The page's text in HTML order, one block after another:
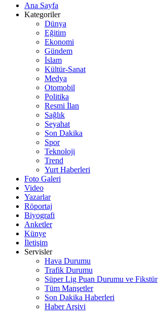
Ana Sayfa
Kategoriler
Dünya
Eğitim
Ekonomi
Gündem
İslam
Kültür-Sanat
Medya
Otomobil
Politika
Resmi İlan
Sağlık
Seyahat
Son Dakika
Spor
Teknoloji
Trend
Yurt Haberleri
Foto Galeri
Video
Yazarlar
Röportaj
Biyografi
Anketler
Künye
İletişim
Servisler
Hava Durumu
Trafik Durumu
Süper Lig Puan Durumu ve Fikstür
Tüm Manşetler
Son Dakika Haberleri
Haber Arşivi